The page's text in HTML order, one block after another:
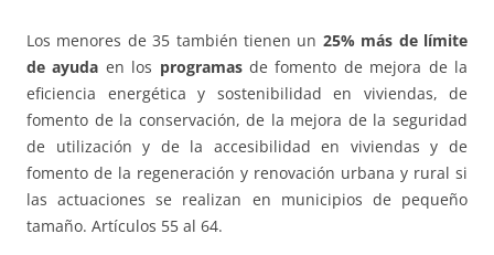
Los menores de 35 también tienen un 25% más de límite
de ayuda en los programasde fomento de mejora de la
eficiencia energética y sostenibilidad en viviendas, de
fomento de la conservación, de la mejora de la seguridad
de utilización y de la accesibilidad en viviendas y de
fomento de la regeneración y renovación urbana y rural si
las actuaciones se realizan en municipios de pequeño
tamaño. Artículos 55 al 64.